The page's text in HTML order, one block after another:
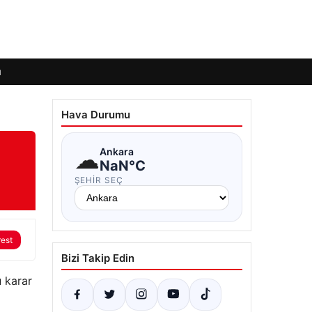
karar
Hava Durumu
☁Ankara
NaN°C
ŞEHIR SEÇ
Bizi Takip Edin